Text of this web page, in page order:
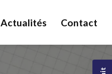
Actualités Contact